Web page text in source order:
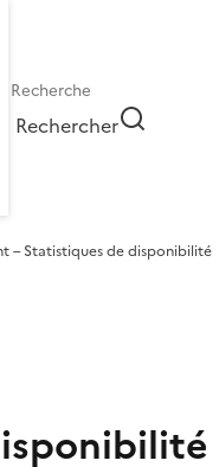
Rechercher
– Statistiques de disponibilité